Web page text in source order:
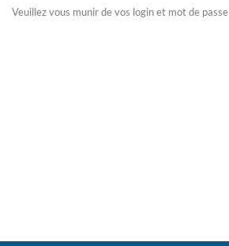
Veuillez vous munir de vos login et mot de passe